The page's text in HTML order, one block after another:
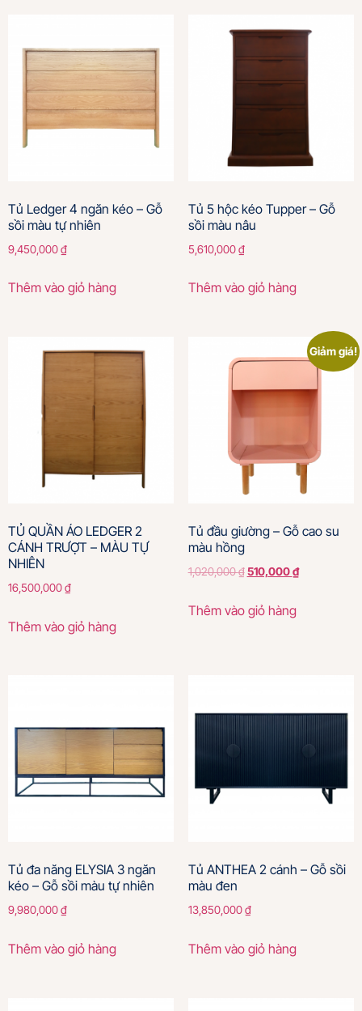
Tủ Ledger 4 ngăn kéo – Gỗ
sồi màu tự nhiên
9,450,000₫
Thêm vào giỏ hàng
Tủ 5 hộc kéo Tupper – Gỗ
sồi màu nâu
5,610,000₫
Thêm vào giỏ hàng
TỦ QUẦN ÁO LEDGER 2
CÁNH TRƯỢT – MÀU TỰ
NHIÊN
16,500,000₫
Thêm vào giỏ hàng
Giảm giá!
Tủ đầu giường – Gỗ cao su
màu hồng
1,020,000₫ 510,000₫
Thêm vào giỏ hàng
Tủ đa năng ELYSIA 3 ngăn
kéo – Gỗ sồi màu tự nhiên
9,980,000₫
Thêm vào giỏ hàng
Tủ ANTHEA 2 cánh – Gỗ sồi
màu đen
13,850,000₫
Thêm vào giỏ hàng